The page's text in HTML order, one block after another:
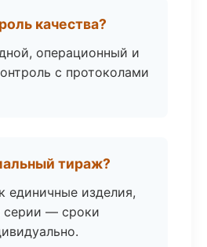
качества?
операционный и
с протоколами
тираж?
единичные изделия,
серии — сроки